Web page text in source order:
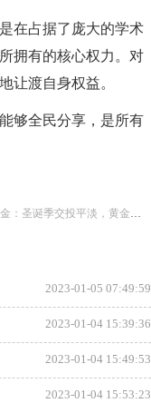
在占据了庞大的学术
拥有的核心权力。对
让渡自身权益。
够全民分享，是所有
圣诞季交投平淡，黄金微涨
2023-01-05 07:49:59
2023-01-04 15:39:36
2023-01-04 15:49:53
2023-01-04 15:53:23